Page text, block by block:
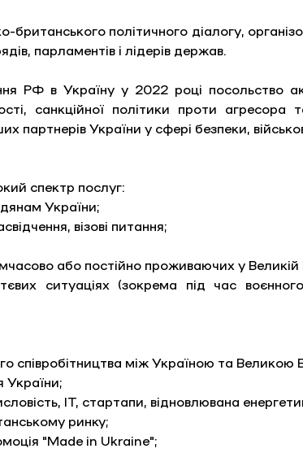
політичного діалогу,
парламентів і лідерів держав.
РФ в Україну у 2022 році посольство
санкційної політики проти агресора
партнерів України у сфері безпеки,
спектр послуг:
України;
візові питання;
або постійно проживаючих у Великій
ситуаціях (зокрема під час
співробітництва між Україною та Великою
України;
ІТ, стартапи, відновлювана
ринку;
"Made in Ukraine";